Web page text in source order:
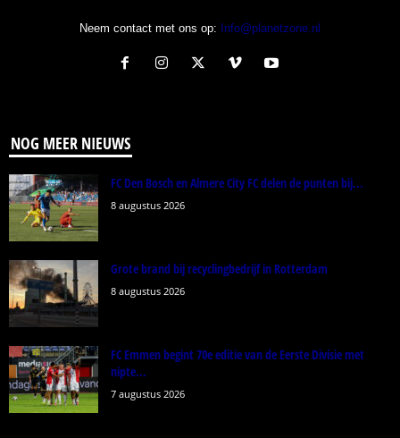
Neem contact met ons op: Info@planetzone.nl
NOG MEER NIEUWS
FC Den Bosch en Almere City FC delen de punten bij...
8 augustus 2026
Grote brand bij recyclingbedrijf in Rotterdam
8 augustus 2026
FC Emmen begint 70e editie van de Eerste Divisie met
nipte...
7 augustus 2026